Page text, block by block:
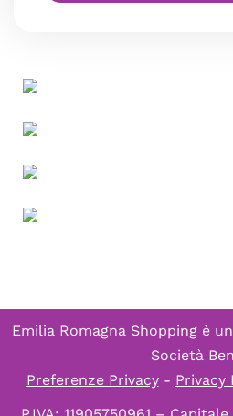
Emilia Romagna Shopping è
Società
Preferenze Privacy- Privacy